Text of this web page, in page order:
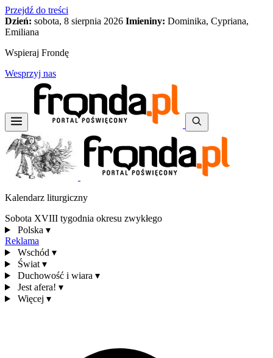
Przejdź do treści
Dzień: sobota, 8 sierpnia 2026 Imieniny: Dominika, Cypriana,
Emiliana
Wspieraj Frondę
Wesprzyj nas
Kalendarz liturgiczny
Sobota XVIII tygodnia okresu zwykłego
Polska ▾
Reklama
Wschód ▾
Świat ▾
Duchowość i wiara ▾
Jest afera! ▾
Więcej ▾